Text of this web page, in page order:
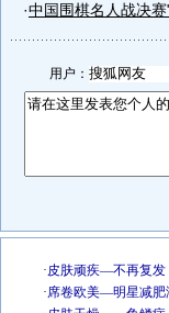
·中国围棋名人战决
用户：